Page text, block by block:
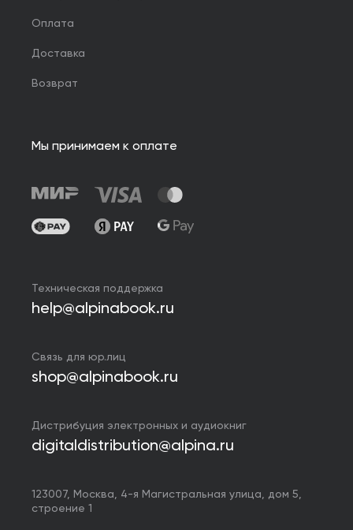
Оплата
Доставка
Возврат
Мы принимаем к оплате
Техническая поддержка
help@alpinabook.ru
Связь для юр.лиц
shop@alpinabook.ru
Дистрибуция электронных и аудиокниг
digitaldistribution@alpina.ru
123007, Москва, 4-я Магистральная улица, дом 5,
строение 1